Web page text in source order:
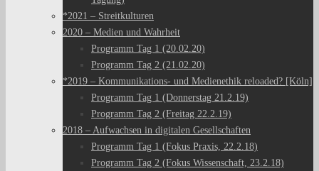
*2021 – Streitkulturen
2020 – Medien und Wahrheit
Programm Tag 1 (20.02.20)
Programm Tag 2 (21.02.20)
*2019 – Kommunikations- und Medienethik reloaded? [Köln]
Programm Tag 1 (Donnerstag 21.2.19)
Programm Tag 2 (Freitag 22.2.19)
2018 – Aufwachsen in digitalen Gesellschaften
Programm Tag 1 (Fokus Praxis, 22.2.18)
Programm Tag 2 (Fokus Wissenschaft, 23.2.18)